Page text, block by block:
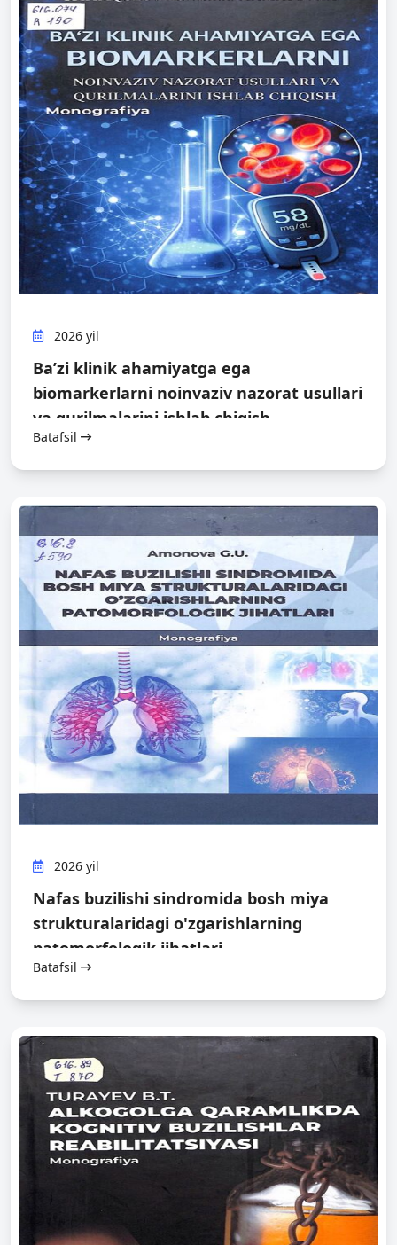
2026 yil
Ba’zi klinik ahamiyatga ega
biomarkerlarni noinvaziv nazorat usullari
va qurilmalarini ishlab chiqish
Batafsil
2026 yil
Nafas buzilishi sindromida bosh miya
strukturalaridagi о'zgarishlarning
patomorfologik jihatlari
Batafsil